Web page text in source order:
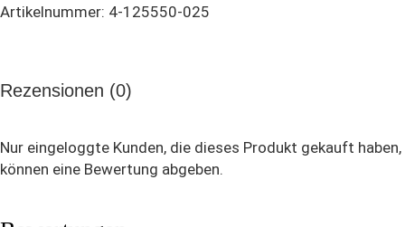
Artikelnummer: 4-125550-025
Rezensionen (0)
Nur eingeloggte Kunden, die dieses Produkt gekauft haben,
können eine Bewertung abgeben.